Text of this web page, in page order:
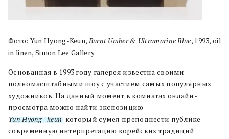
Фото: Yun Hyong-Keun, Burnt Umber & Ultramarine Blue, 1993, oil
in linen, Simon Lee Gallery
Основанная в 1993 году галерея известна своими
полномасштабными шоу с участием самых популярных
художников. На данный момент в комнатах онлайн-
просмотра можно найти экспозицию
Yun Hyong–keun, который сумел преподнести публике
современную интерпретацию корейских традиций